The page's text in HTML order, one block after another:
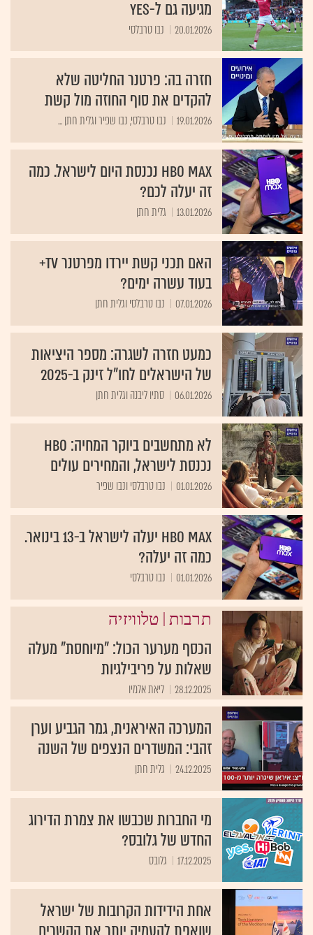
מגיעה גם ל-yes
20.01.2026 נבו טרבלסי
חזרה בה: פרטנר החליטה שלא
להקדים את סוף החוזה מול קשת
19.01.2026 נבו טרבלסי, נבו שפיר וגלית חתן ...
HBO MAX נכנסת היום לישראל. כמה
זה יעלה לכם?
13.01.2026 גלית חתן
האם תכני קשת יירדו מפרטנר tv+
בעוד עשרה ימים?
07.01.2026 נבו טרבלסי וגלית חתן
כמעט חזרה לשגרה: מספר היציאות
של הישראלים לחו"ל זינק ב-2025
06.01.2026 סתיו ליבנה וגלית חתן
לא מתחשבים ביוקר המחיה: HBO
נכנסת לישראל, והמחירים עולים
01.01.2026 נבו טרבלסי ונבו שפיר
HBO Max יעלה לישראל ב-13 בינואר.
כמה זה יעלה?
01.01.2026 נבו טרבלסי
תרבות | טלוויזיה
הכסף מערער הכול: "מיוחסת" מעלה
שאלות על פריבילגיות
28.12.2025 ליאת אלמיו
המערכה האיראנית, גמר הגביע וערן
זהבי: המשדרים הנצפים של השנה
24.12.2025 גלית חתן
מי החברות שכבשו את צמרת הדירוג
החדש של גלובס?
17.12.2025 גלובס
אחת הידידות הקרובות של ישראל